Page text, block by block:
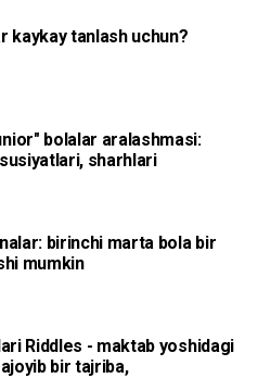
kaykay tanlash uchun?
bolalar aralashmasi:
sharhlari
birinchi marta bola bir
mumkin
Riddles - maktab yoshidagi
bir tajriba,